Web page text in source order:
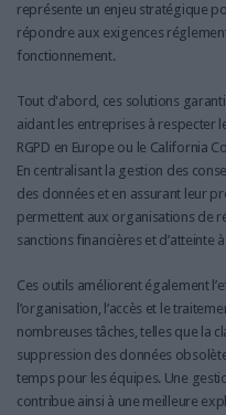
représente un enjeu stratégique
répondre aux exigences
fonctionnement.
Tout d'abord, ces solutions
aidant les entreprises à respecter
RGPD en Europe ou le California
En centralisant la gestion des
des données et en assurant leur
permettent aux organisations de
sanctions financières et d’atteinte
Ces outils améliorent également
l’organisation, l’accès et le
nombreuses tâches, telles que la
suppression des données
temps pour les équipes. Une
contribue ainsi à une meilleure